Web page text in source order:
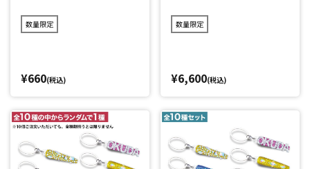
数量限定
¥660(税込)
の18人～
数量限定
¥6,600(税込)